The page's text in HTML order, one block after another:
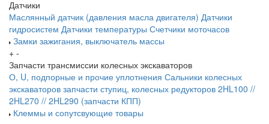
Датчики
Маслянный датчик (давления масла двигателя) Датчики
гидросистем Датчики температуры Счетчики моточасов
Замки зажигания, выключатель массы
+ -
Запчасти трансмиссии колесных экскаваторов
О, U, подпорные и прочие уплотнения Сальники колесных
экскаваторов запчасти ступиц, колесных редукторов 2HL100 //
2HL270 // 2HL290 (запчасти КПП)
Клеммы и сопутсвующие товары